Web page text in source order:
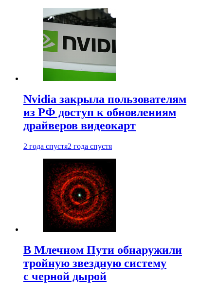
Nvidia закрыла пользователям
из РФ доступ к обновлениям
драйверов видеокарт
2 года спустя2 года спустя
В Млечном Пути обнаружили
тройную звездную систему
с черной дырой